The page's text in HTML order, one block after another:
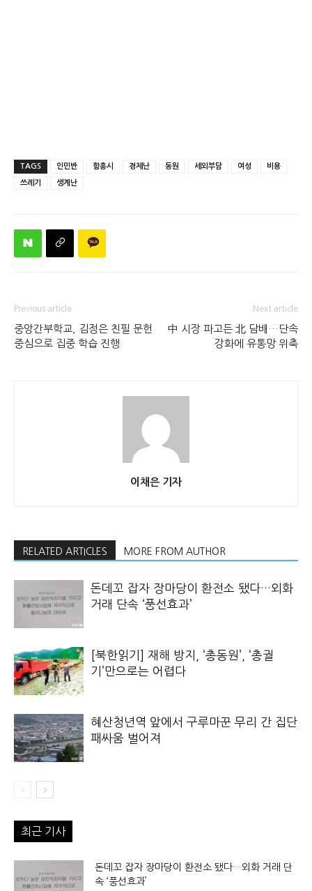
TAGS 인민반 함흥시 경제난 동원 세외부담 여성 비용
쓰레기 생계난
Previous article
중앙간부학교, 김정은 친필 문헌
중심으로 집중 학습 진행
Next article
中 시장 파고든 北 담배…단속
강화에 유통망 위축
이채은 기자
RELATED ARTICLES MORE FROM AUTHOR
돈데꼬 잡자 장마당이 환전소 됐다…외화
거래 단속 ‘풍선효과’
[북한읽기] 재해 방지, ‘총동원’, ‘총궐
기’만으로는 어렵다
혜산청년역 앞에서 구루마꾼 무리 간 집단
패싸움 벌어져
최근 기사
돈데꼬 잡자 장마당이 환전소 됐다…외화 거래 단
속 ‘풍선효과’